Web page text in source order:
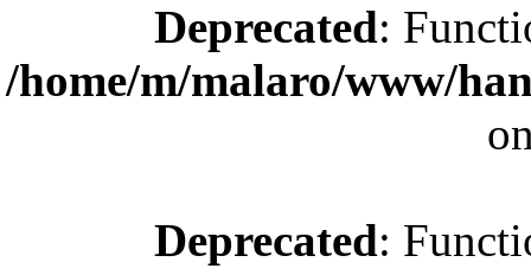
Deprecated:
/home/m/malaro/www/
Deprecated: